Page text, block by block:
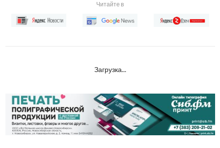
Читайте в
Загрузка...